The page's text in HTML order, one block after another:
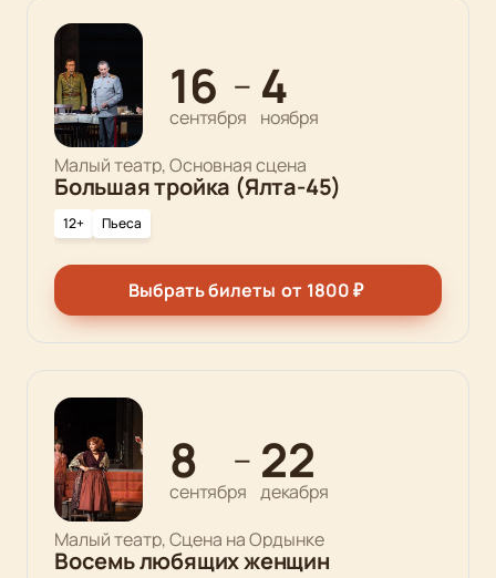
16
сентября
— 4
ноября
Малый театр, Основная сцена
Большая тройка (Ялта-45)
12+ Пьеса
Выбрать билеты от 1800₽
8
сентября
— 22
декабря
Малый театр, Сцена на Ордынке
Восемь любящих женщин